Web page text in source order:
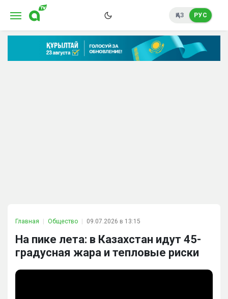
ҚАЗ РУС
Главная Общество 09.07.2026 в 13:15
На пике лета: в Казахстан идут 45-
градусная жара и тепловые риски